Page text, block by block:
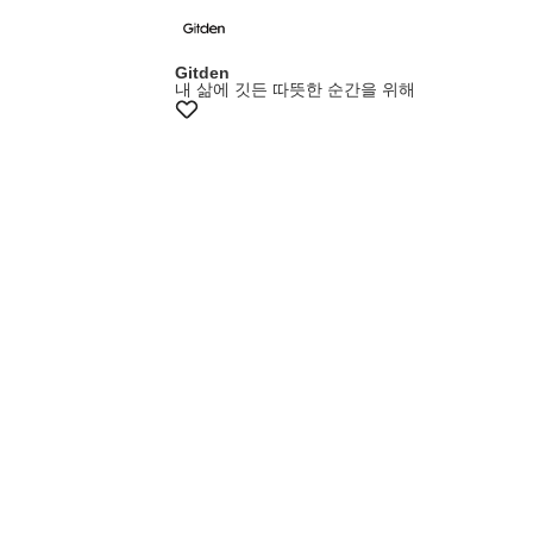
멤버스15%쿠폰
Gitden
내 삶에 깃든 따뜻한 순간을 위해